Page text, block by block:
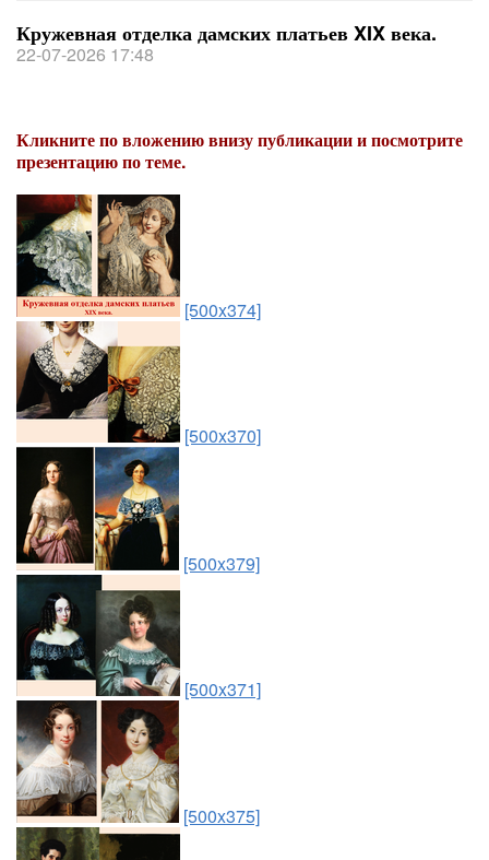
Кружевная отделка дамских платьев XIX века.
22-07-2026 17:48
Кликните по вложению внизу публикации и посмотрите
презентацию по теме.
[500x374]
[500x370]
[500x379]
[500x371]
[500x375]